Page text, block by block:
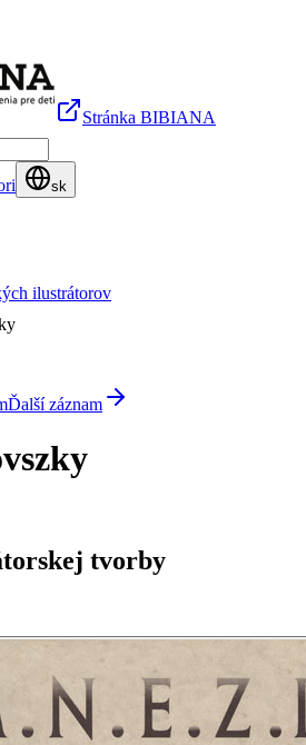
Stránka BIBIANA
sk
ilustrátorov
Ďalší záznam
tvorby